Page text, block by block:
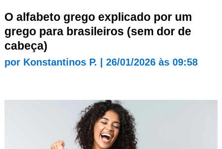
O alfabeto grego explicado por um
grego para brasileiros (sem dor de
cabeça)
por Konstantinos P. 26/01/2026 às 09:58